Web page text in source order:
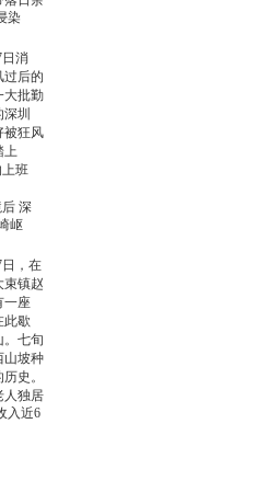
染
后 深
岖
人独居
入近6